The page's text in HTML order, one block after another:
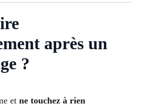
après un
?
et ne touchez à rien